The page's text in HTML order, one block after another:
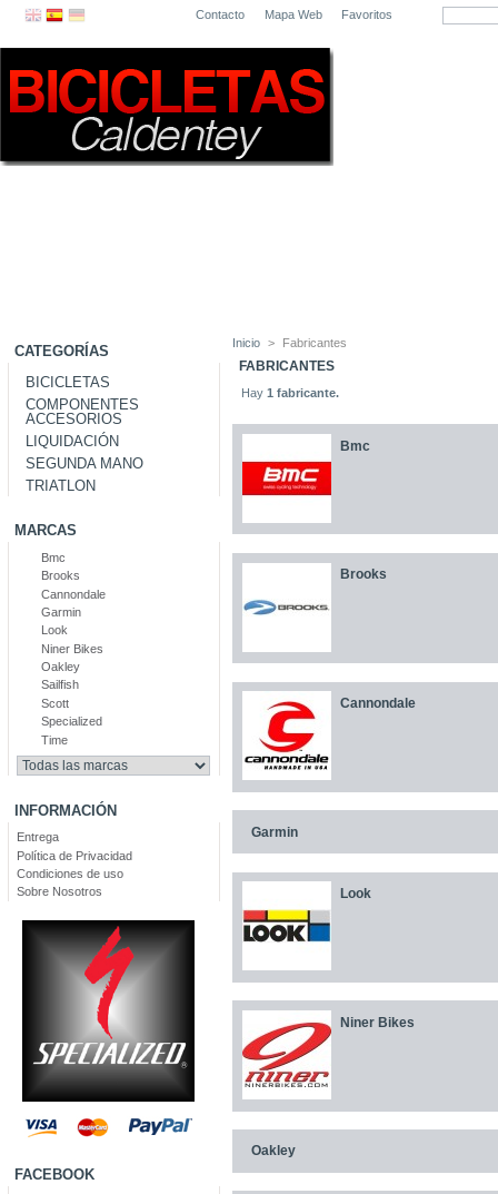
Contacto Mapa Web Favoritos
CATEGORÍAS
BICICLETAS
COMPONENTES
ACCESORIOS
LIQUIDACIÓN
SEGUNDA MANO
TRIATLON
MARCAS
Bmc
Brooks
Cannondale
Garmin
Look
Niner Bikes
Oakley
Sailfish
Scott
Specialized
Time
INFORMACIÓN
Entrega
Política de Privacidad
Condiciones de uso
Sobre Nosotros
FACEBOOK
Inicio > Fabricantes
FABRICANTES
Hay1 fabricante.
Bmc
Brooks
Cannondale
Garmin
Look
Niner Bikes
Oakley